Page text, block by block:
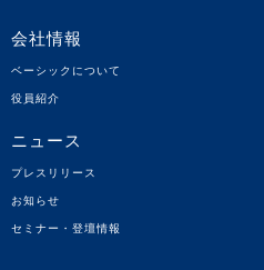
会社情報
ベーシックについて
役員紹介
ニュース
プレスリリース
お知らせ
セミナー・登壇情報